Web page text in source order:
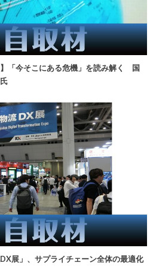
】「今そこにある危機」を読み解く 国
展」、サプライチェーン全体の最適化